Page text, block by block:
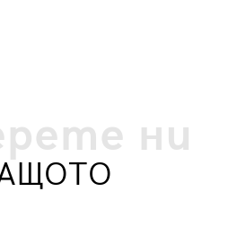
ни